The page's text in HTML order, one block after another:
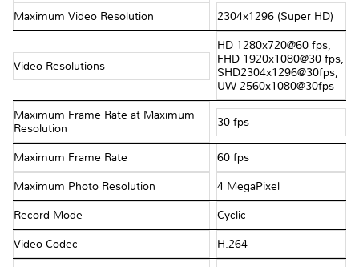
Maximum Video Resolution 2304x1296 (Super HD)
Video Resolutions
HD 1280x720@60 fps,
FHD 1920x1080@30 fps,
SHD2304x1296@30fps,
UW 2560x1080@30fps
Maximum Frame Rate at Maximum
Resolution
30 fps
Maximum Frame Rate 60 fps
Maximum Photo Resolution 4 MegaPixel
Record Mode Cyclic
Video Codec H.264